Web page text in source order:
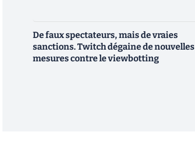
De faux spectateurs, mais de vraies
sanctions. Twitch dégaine de nouvelles
mesures contre le viewbotting